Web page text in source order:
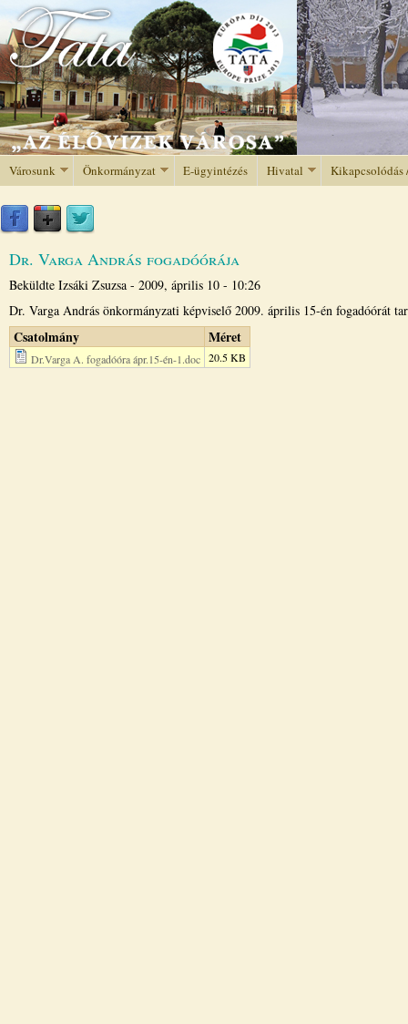
Jump to navigation
Városunk Önkormányzat E-ügyintézés Hivatal Kikapcsolódás
Dr. Varga András fogadóórája
Beküldte Izsáki Zsuzsa - 2009, április 10 - 10:26
Dr. Varga András önkormányzati képviselő 2009. április 15-én fogadóórát
Csatolmány Méret
Dr.Varga A. fogadóóra ápr.15-én-1.doc 20.5 KB